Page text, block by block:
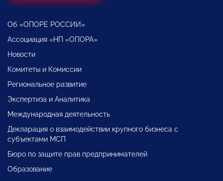
Об «ОПОРЕ РОССИИ»
Ассоциация «НП «ОПОРА»
Новости
Комитеты и Комиссии
Региональное развитие
Экспертиза и Аналитика
Международная деятельность
Декларация о взаимодействии крупного бизнеса с
субъектами МСП
Бюро по защите прав предпринимателей
Образование